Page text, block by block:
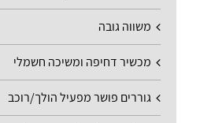
משווה גובה
מכשיר דחיפה ומשיכה חשמלי
גוררים פושר מפעיל הולך/רוכב